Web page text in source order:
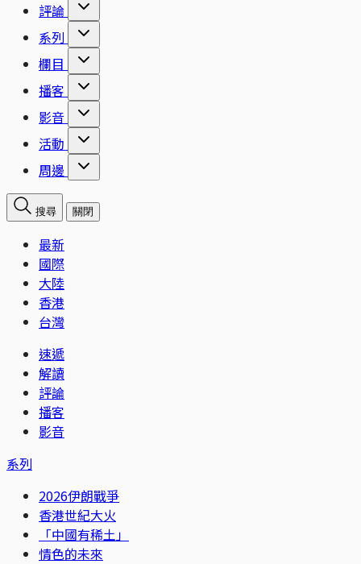
評論
系列
欄目
播客
影音
活動
周邊
搜尋 關閉
最新
國際
大陸
香港
台灣
速遞
解讀
評論
播客
影音
系列
2026伊朗戰爭
香港世紀大火
「中國有稀土」
情色的未來